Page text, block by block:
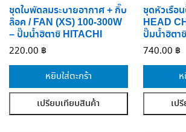
ชุดใบพัดลมระบายอากาศ + กิ๊บ
ล๊อค / FAN (XS) 100-300W
– ปั๊มน้ำฮิตาชิ HITACHI
220.00 ฿
หยิบใส่ตะกร้า
เปรียบเทียบสินค้า
ชุดหัวเรือ
HEAD
ปั๊มน้ำฮิตา
740.00 ฿
เป